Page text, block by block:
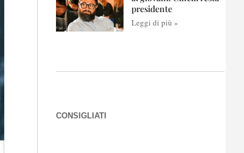
presidente
Leggi di più »
CONSIGLIATI